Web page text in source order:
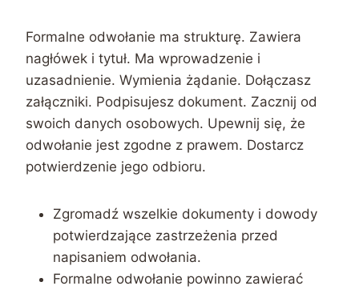
Formalne odwołanie ma strukturę. Zawiera
nagłówek i tytuł. Ma wprowadzenie i
uzasadnienie. Wymienia żądanie. Dołączasz
załączniki. Podpisujesz dokument. Zacznij od
swoich danych osobowych. Upewnij się, że
odwołanie jest zgodne z prawem. Dostarcz
potwierdzenie jego odbioru.
Zgromadź wszelkie dokumenty i dowody
potwierdzające zastrzeżenia przed
napisaniem odwołania.
Formalne odwołanie powinno zawierać